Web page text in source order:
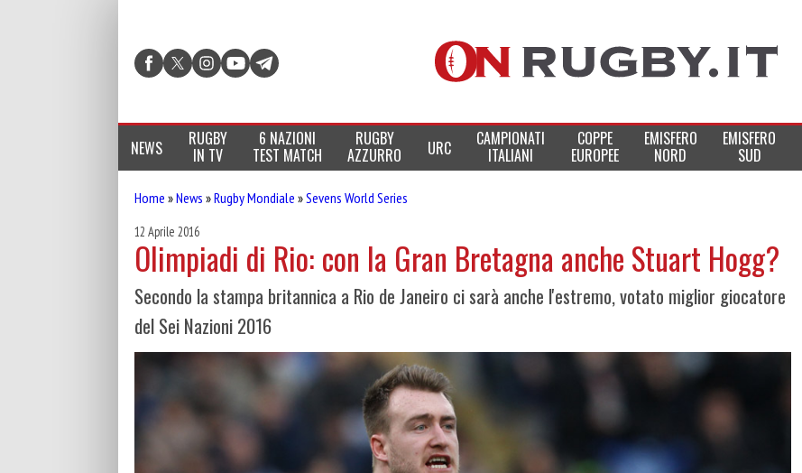
NEWS RUGBY
IN TV
6 NAZIONI
TEST MATCH
RUGBY
AZZURRO URC CAMPIONATI
ITALIANI
COPPE
EUROPEE
EMISFERO
NORD
EMISFERO
SUD
Home »News »Rugby Mondiale »Sevens World Series
12 Aprile 2016
Olimpiadi di Rio: con la Gran Bretagna anche Stuart Hogg?
Secondo la stampa britannica a Rio de Janeiro ci sarà anche l'estremo, votato miglior giocatore
del Sei Nazioni 2016